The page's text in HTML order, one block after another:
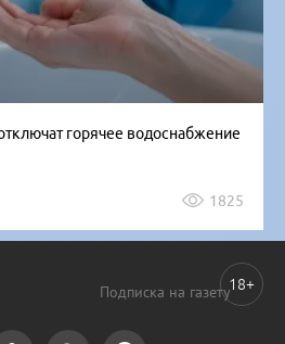
горячее водоснабжение
1825
Подписка на газету18+